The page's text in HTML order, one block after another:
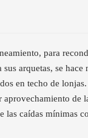
para
arquetas, se hace
en techo de lonjas.
aprovechamiento de
las caídas mínimas